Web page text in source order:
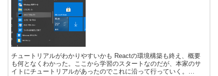
チュートリアルがわかりやすいかも Reactの環境構築も終え、概要
も何となくわかった。ここから学習のスタートなのだが、本家のサ
イトにチュートリアルがあったのでこれに沿って行っていく。